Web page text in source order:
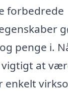
forbedrede
penge i.
at
enkelt